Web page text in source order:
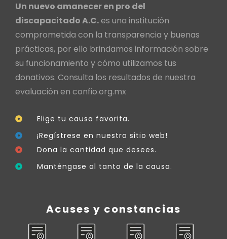
Un nuevo amanecer en pro del
discapacitado A.C.es una institución
comprometida con la transparencia y buenas
prácticas, por ello brindamos información sobre
su funcionamiento y cómo utilizamos tus
donativos. Consulta los resultados de nuestra
evaluación en confio.org.mx
Elige tu causa favorita.
¡Regístrese en nuestro sitio web!
Dona la cantidad que desees.
Manténgase al tanto de la causa.
Acuses y constancias